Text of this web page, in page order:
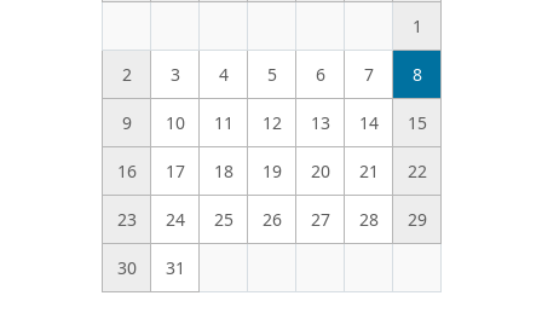
1
2 3 4 5 6 7 8
9 10 11 12 13 14 15
16 17 18 19 20 21 22
23 24 25 26 27 28 29
30 31